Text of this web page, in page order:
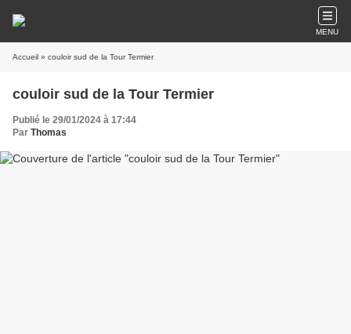
MENU
Accueil » couloir sud de la Tour Termier
couloir sud de la Tour Termier
Publié le 29/01/2024 à 17:44
Par Thomas